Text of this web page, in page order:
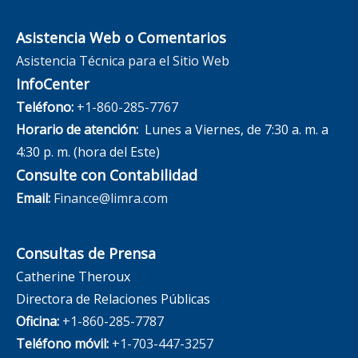
Asistencia Web o Comentarios
Asistencia Técnica para el Sitio Web
InfoCenter
Teléfono: +1-860-285-7767
Horario de atención: Lunes a Viernes, de 7:30 a. m. a
4:30 p. m. (hora del Este)
Consulte con Contabilidad
Email: Finance@limra.com
Consultas de Prensa
Catherine Theroux
Directora de Relaciones Públicas
Oficina: +1-860-285-7787
Teléfono móvil: +1-703-447-3257